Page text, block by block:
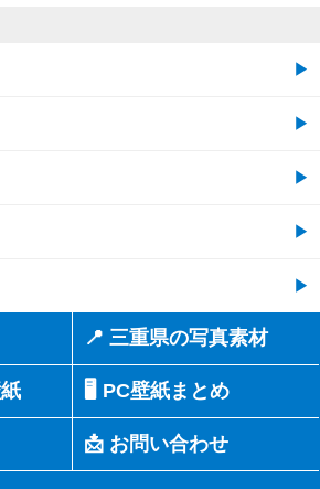
📍 三重県の写真素材
🖥️ PC壁紙まとめ
📩 お問い合わせ